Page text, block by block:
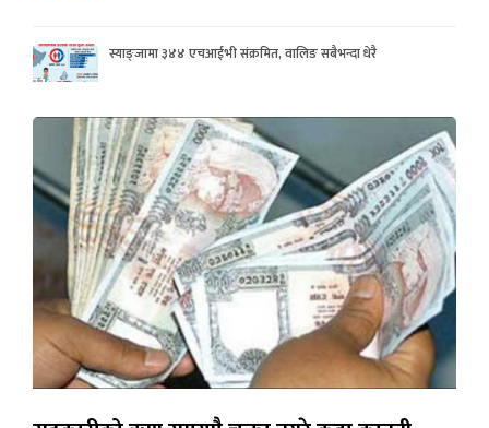
स्याङ्जामा ३४४ एचआईभी संक्रमित, वालिङ सबैभन्दा धेरै